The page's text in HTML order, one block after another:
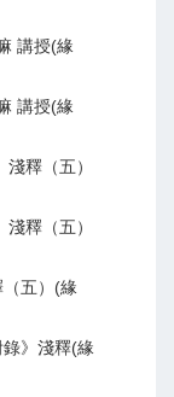
講授(緣
講授(緣
釋（五）
釋（五）
五）(緣
》淺釋(緣